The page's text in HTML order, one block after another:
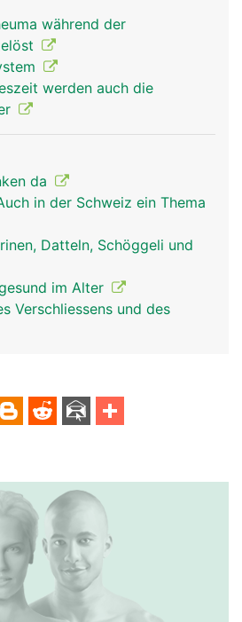
ist ein Teil des
gehören die Lymphgefässe
die Milz, die Thymusdrüse,
Lymphgewebe des
werden die in der
sie die B-Lymphozyten
Milz, Thymusdrüse und
und Vermehrung der
Als eine Art
die Lymphozyten
durch das Blut- und
sorgt unter
sich die Abwehrzellen
Einsatzort sammeln.
immun-und-
während der
werden auch die
da
in der Schweiz ein Thema
Datteln, Schöggeli und
im Alter
Verschliessens und des